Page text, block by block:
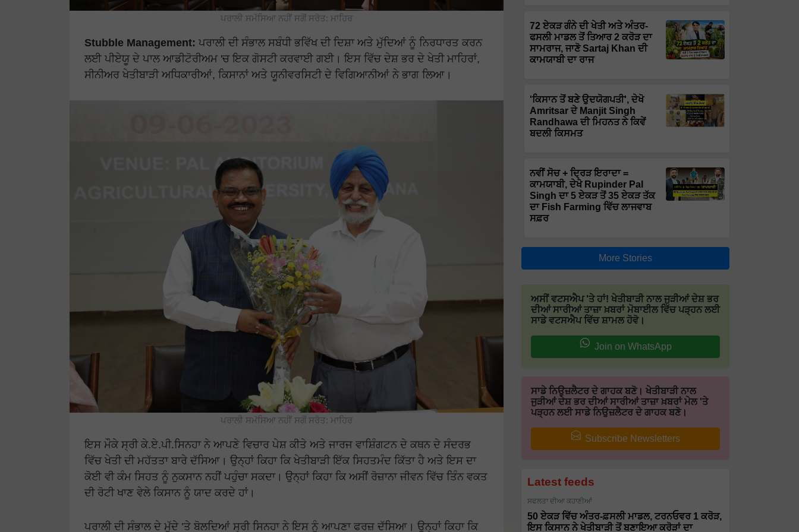
ਪਰਾਲੀ ਸਮੱਸਿਆ ਨਹੀਂ ਸਗੋਂ ਸਰੋਤ: ਮਾਹਿਰ
Stubble Management: ਪਰਾਲੀ ਦੀ ਸੰਭਾਲ ਸਬੰਧੀ ਭਵਿੱਖ ਦੀ ਦਿਸ਼ਾ ਅਤੇ ਮੁੱਦਿਆਂ ਨੂੰ ਨਿਰਧਾਰਤ ਕਰਨ
ਲਈ ਪੀਏਯੂ ਦੇ ਪਾਲ ਆਡੀਟੋਰੀਅਮ 'ਚ ਇਕ ਗੋਸਟੀ ਕਰਵਾਈ ਗਈ। ਇਸ ਵਿੱਚ ਦੇਸ਼ ਭਰ ਦੇ ਖੇਤੀ ਮਾਹਿਰਾਂ,
ਸੀਨੀਅਰ ਖੇਤੀਬਾੜੀ ਅਧਿਕਾਰੀਆਂ, ਕਿਸਾਨਾਂ ਅਤੇ ਯੂਨੀਵਰਸਿਟੀ ਦੇ ਵਿਗਿਆਨੀਆਂ ਨੇ ਭਾਗ ਲਿਆ।
ਪਰਾਲੀ ਸਮੱਸਿਆ ਨਹੀਂ ਸਗੋਂ ਸਰੋਤ: ਮਾਹਿਰ
ਇਸ ਮੌਕੇ ਸ੍ਰੀ ਕੇ.ਏ.ਪੀ.ਸਿਨਹਾ ਨੇ ਆਪਣੇ ਵਿਚਾਰ ਪੇਸ਼ ਕੀਤੇ ਅਤੇ ਜਾਰਜ ਵਾਸ਼ਿੰਗਟਨ ਦੇ ਕਥਨ ਦੇ ਸੰਦਰਭ
ਵਿੱਚ ਖੇਤੀ ਦੀ ਮਹੱਤਤਾ ਬਾਰੇ ਦੱਸਿਆ। ਉਨ੍ਹਾਂ ਕਿਹਾ ਕਿ ਖੇਤੀਬਾੜੀ ਇੱਕ ਸਿਹਤਮੰਦ ਕਿੱਤਾ ਹੈ ਅਤੇ ਇਸ ਦਾ
ਕੋਈ ਵੀ ਕੰਮ ਸਿਹਤ ਨੂੰ ਨੁਕਸਾਨ ਨਹੀਂ ਪਹੁੰਚਾ ਸਕਦਾ। ਉਨ੍ਹਾਂ ਕਿਹਾ ਕਿ ਅਸੀਂ ਰੋਜ਼ਾਨਾ ਜੀਵਨ ਵਿੱਚ ਤਿੰਨ ਵਕਤ
ਦੀ ਰੋਟੀ ਖਾਣ ਵੇਲੇ ਕਿਸਾਨ ਨੂੰ ਯਾਦ ਕਰਦੇ ਹਾਂ।
ਪਰਾਲੀ ਦੀ ਸੰਭਾਲ ਦੇ ਮੁੱਦੇ ’ਤੇ ਬੋਲਦਿਆਂ ਸ੍ਰੀ ਸਿਨਹਾ ਨੇ ਇਸ ਨੂੰ ਆਪਣਾ ਫਰਜ਼ ਦੱਸਿਆ। ਉਨ੍ਹਾਂ ਕਿਹਾ ਕਿ
72 ਏਕੜ ਗੰਨੇ ਦੀ ਖੇਤੀ ਅਤੇ ਅੰਤਰ-
ਫਸਲੀ ਮਾਡਲ ਤੋਂ ਤਿਆਰ 2 ਕਰੋੜ ਦਾ
ਸਾਮਰਾਜ, ਜਾਣੋ Sartaj Khan ਦੀ
ਕਾਮਯਾਬੀ ਦਾ ਰਾਜ
'ਕਿਸਾਨ ਤੋਂ ਬਣੇ ਉਦਯੋਗਪਤੀ', ਦੇਖੋ
Amritsar ਦੇ Manjit Singh
Randhawa ਦੀ ਮਿਹਨਤ ਨੇ ਕਿਵੇਂ
ਬਦਲੀ ਕਿਸਮਤ
ਨਵੀਂ ਸੋਚ + ਦ੍ਰਿੜ ਇਰਾਦਾ =
ਕਾਮਯਾਬੀ, ਦੇਖੋ Rupinder Pal
Singh ਦਾ 5 ਏਕੜ ਤੋਂ 35 ਏਕੜ ਤੱਕ
ਦਾ Fish Farming ਵਿੱਚ ਲਾਜਵਾਬ
ਸਫ਼ਰ
More Stories
ਅਸੀਂ ਵਟਸਐਪ 'ਤੇ ਹਾਂ! ਖੇਤੀਬਾੜੀ ਨਾਲ ਜੁੜੀਆਂ ਦੇਸ਼ ਭਰ
ਦੀਆਂ ਸਾਰੀਆਂ ਤਾਜ਼ਾ ਖ਼ਬਰਾਂ ਮੋਬਾਈਲ ਵਿੱਚ ਪੜ੍ਹਨ ਲਈ
ਸਾਡੇ ਵਟਸਐਪ ਵਿੱਚ ਸ਼ਾਮਲ ਹੋਵੋ।
Join on WhatsApp
ਸਾਡੇ ਨਿਉਜ਼ਲੈਟਰ ਦੇ ਗਾਹਕ ਬਣੋ। ਖੇਤੀਬਾੜੀ ਨਾਲ
ਜੁੜੀਆਂ ਦੇਸ਼ ਭਰ ਦੀਆਂ ਸਾਰੀਆਂ ਤਾਜ਼ਾ ਖ਼ਬਰਾਂ ਮੇਲ 'ਤੇ
ਪੜ੍ਹਨ ਲਈ ਸਾਡੇ ਨਿਉਜ਼ਲੈਟਰ ਦੇ ਗਾਹਕ ਬਣੋ।
Subscribe Newsletters
Latest feeds
ਸਫਲਤਾ ਦੀਆ ਕਹਾਣੀਆਂ
50 ਏਕੜ ਵਿੱਚ ਅੰਤਰ-ਫ਼ਸਲੀ ਮਾਡਲ, ਟਰਨਓਵਰ 1 ਕਰੋੜ,
ਇਸ ਕਿਸਾਨ ਨੇ ਖੇਤੀਬਾੜੀ ਤੋਂ ਬਣਾਇਆ ਕਰੋੜਾਂ ਦਾ